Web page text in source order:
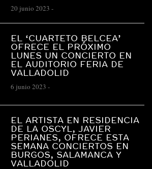
20 junio 2023 -
EL ‘CUARTETO BELCEA’
OFRECE EL PRÓXIMO
LUNES UN CONCIERTO EN
EL AUDITORIO FERIA DE
VALLADOLID
6 junio 2023 -
EL ARTISTA EN RESIDENCIA
DE LA OSCYL, JAVIER
PERIANES, OFRECE ESTA
SEMANA CONCIERTOS EN
BURGOS, SALAMANCA Y
VALLADOLID